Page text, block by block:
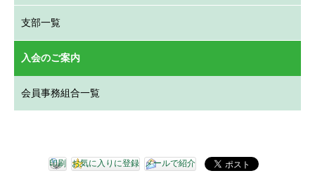
支部一覧
入会のご案内
会員事務組合一覧
印刷 お気に入りに登録 メールで紹介